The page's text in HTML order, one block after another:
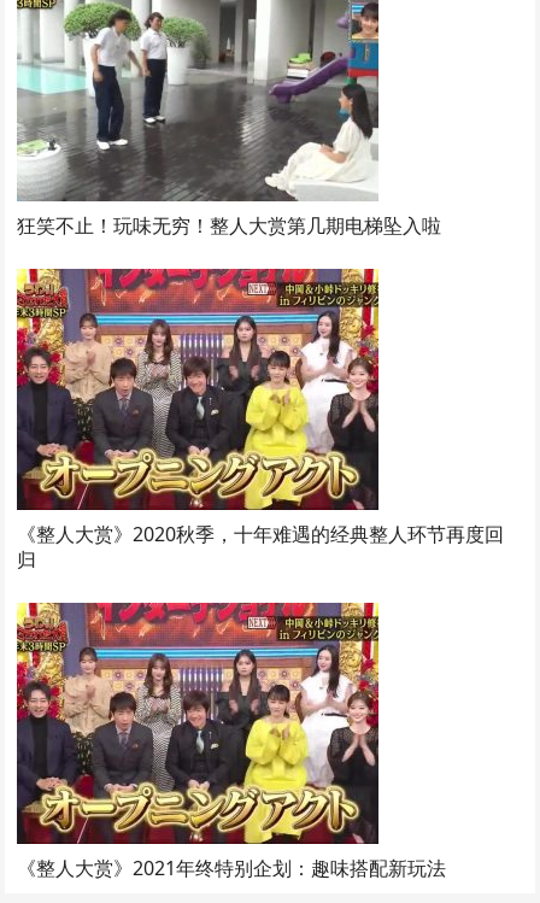
狂笑不止！玩味无穷！整人大赏第几期电梯坠入啦
《整人大赏》2020秋季，十年难遇的经典整人环节再度回
归
《整人大赏》2021年终特别企划：趣味搭配新玩法